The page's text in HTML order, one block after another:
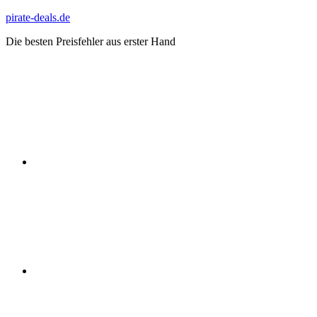
Zum
springen
pirate-deals.de
Die besten Preisfehler aus erster Hand